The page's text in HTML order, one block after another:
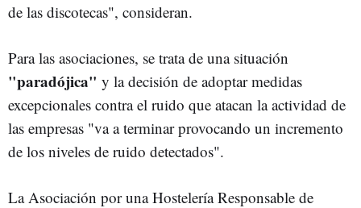
de las discotecas", consideran.
Para las asociaciones, se trata de una situación
"paradójica" y la decisión de adoptar medidas
excepcionales contra el ruido que atacan la actividad de
las empresas "va a terminar provocando un incremento
de los niveles de ruido detectados".
La Asociación por una Hostelería Responsable de